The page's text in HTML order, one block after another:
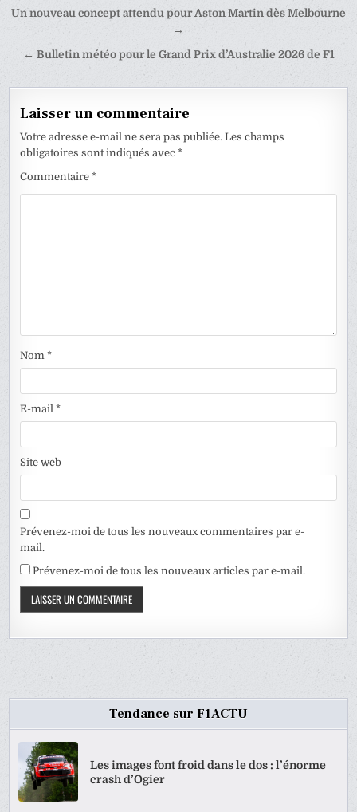
Navigation
l’article
Un nouveau concept attendu pour Aston Martin dès Melbourne
→
← Bulletin météo pour le Grand Prix d’Australie 2026 de F1
Laisser un commentaire
Votre adresse e-mail ne sera pas publiée. Les champs
obligatoires sont indiqués avec*
Commentaire*
Nom*
E-mail*
Site web
Prévenez-moi de tous les nouveaux commentaires par e-
mail.
Prévenez-moi de tous les nouveaux articles par e-mail.
Tendance sur F1ACTU
Les images font froid dans le dos : l’énorme
crash d’Ogier